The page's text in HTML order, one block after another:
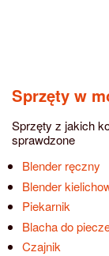
Sprzęty w
Sprzęty z jakich
sprawdzone
Blender ręczny
Blender
Piekarnik
Blacha do
Czajnik